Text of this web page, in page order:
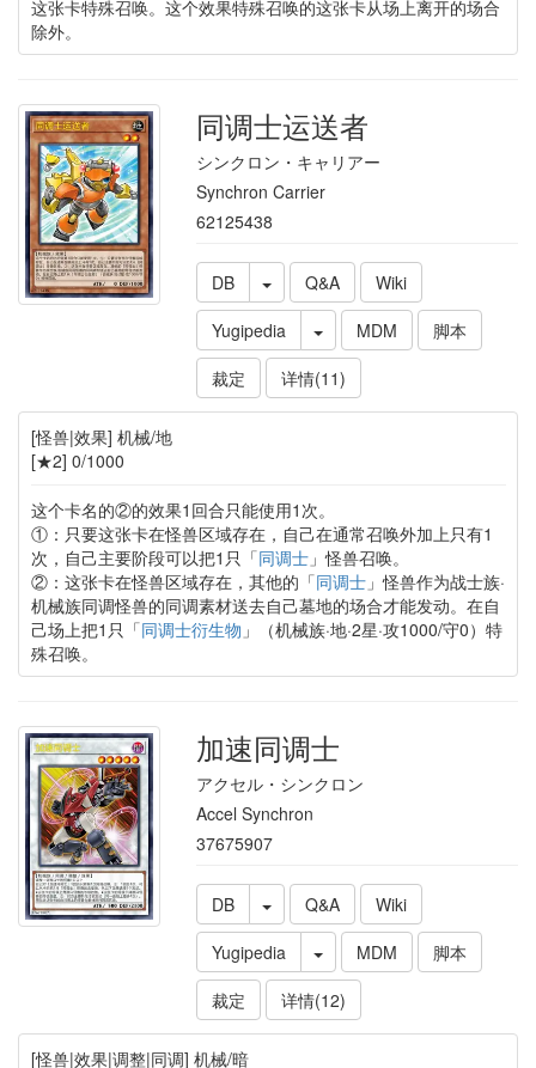
这张卡特殊召唤。这个效果特殊召唤的这张卡从场上离开的场合
除外。
同调士运送者
シンクロン・キャリアー
Synchron Carrier
62125438
DB Q&A
Wiki
Yugipedia
MDM
脚本
裁定
详情(11)
[怪兽|效果] 机械/地
[★2] 0/1000
这个卡名的②的效果1回合只能使用1次。
①：只要这张卡在怪兽区域存在，自己在通常召唤外加上只有1
次，自己主要阶段可以把1只「同调士」怪兽召唤。
②：这张卡在怪兽区域存在，其他的「同调士」怪兽作为战士族·
机械族同调怪兽的同调素材送去自己墓地的场合才能发动。在自
己场上把1只「同调士衍生物 」（机械族·地·2星·攻1000/守0）特
殊召唤。
加速同调士
アクセル・シンクロン
Accel Synchron
37675907
DB Q&A
Wiki
Yugipedia
MDM
脚本
裁定
详情(12)
[怪兽|效果|调整|同调] 机械/暗